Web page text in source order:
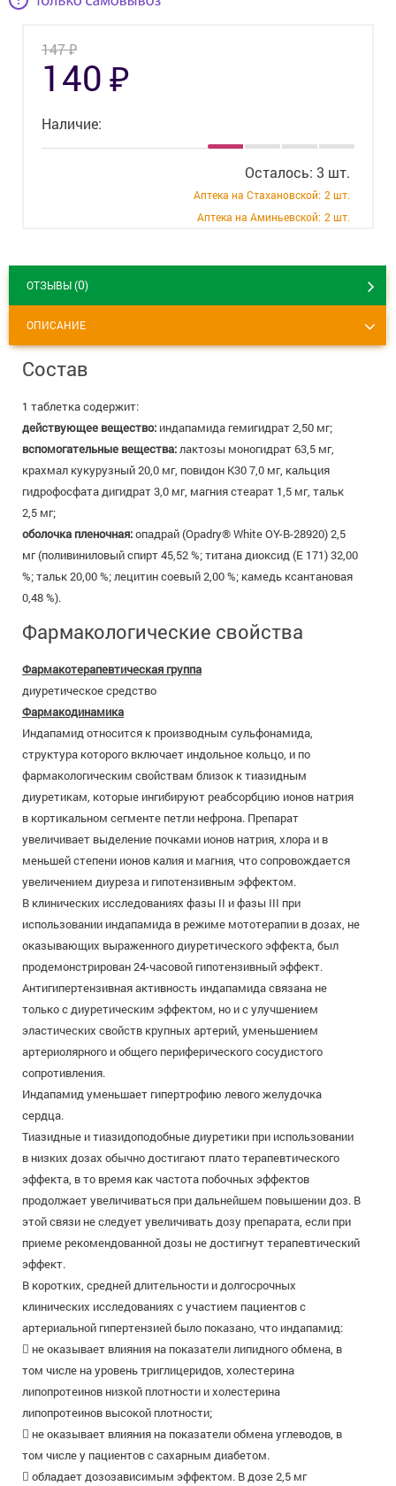
Уход за больными
Витамины
Скидки и акции
147₽
140₽
Наличие:
Осталось: 3 шт.
Аптека на Стахановской: 2 шт.
Аптека на Аминьевской: 2 шт.
ОТЗЫВЫ (0)
ОПИСАНИЕ
Состав
1 таблетка содержит:
действующее вещество: индапамида гемигидрат 2,50 мг;
вспомогательные вещества:лактозы моногидрат 63,5 мг,
крахмал кукурузный 20,0 мг, повидон К30 7,0 мг, кальция
гидрофосфата дигидрат 3,0 мг, магния стеарат 1,5 мг, тальк
2,5 мг;
оболочка пленочная:опадрай (Opadry® White OY-B-28920) 2,5
мг (поливиниловый спирт 45,52 %; титана диоксид (Е 171) 32,00
%; тальк 20,00 %; лецитин соевый 2,00 %; камедь ксантановая
0,48 %).
Фармакологические свойства
Фармакотерапевтическая группа
диуретическое средство
Фармакодинамика
Индапамид относится к производным сульфонамида,
структура которого включает индольное кольцо, и по
фармакологическим свойствам близок к тиазидным
диуретикам, которые ингибируют реабсорбцию ионов натрия
в кортикальном сегменте петли нефрона. Препарат
увеличивает выделение почками ионов натрия, хлора и в
меньшей степени ионов калия и магния, что сопровождается
увеличением диуреза и гипотензивным эффектом.
В клинических исследованиях фазы II и фазы III при
использовании индапамида в режиме мототерапии в дозах, не
оказывающих выраженного диуретического эффекта, был
продемонстрирован 24-часовой гипотензивный эффект.
Антигипертензивная активность индапамида связана не
только с диуретическим эффектом, но и с улучшением
эластических свойств крупных артерий, уменьшением
артериолярного и общего периферического сосудистого
сопротивления.
Индапамид уменьшает гипертрофию левого желудочка
сердца.
Тиазидные и тиазидоподобные диуретики при использовании
в низких дозах обычно достигают плато терапевтического
эффекта, в то время как частота побочных эффектов
продолжает увеличиваться при дальнейшем повышении доз. В
этой связи не следует увеличивать дозу препарата, если при
приеме рекомендованной дозы не достигнут терапевтический
эффект.
В коротких, средней длительности и долгосрочных
клинических исследованиях с участием пациентов с
артериальной гипертензией было показано, что индапамид:
 не оказывает влияния на показатели липидного обмена, в
том числе на уровень триглицеридов, холестерина
липопротеинов низкой плотности и холестерина
липопротеинов высокой плотности;
 не оказывает влияния на показатели обмена углеводов, в
том числе у пациентов с сахарным диабетом.
 обладает дозозависимым эффектом. В дозе 2,5 мг